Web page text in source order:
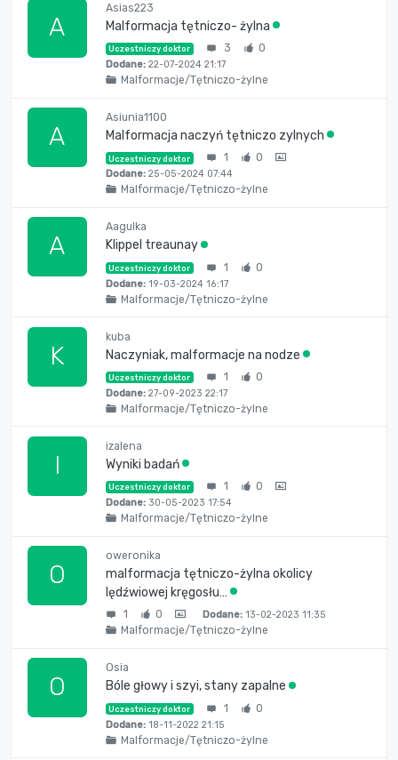
A
Asias223
Malformacja tętniczo- żylna
Uczestniczy doktor 3 0
Dodane:22-07-2024 21:17
Malformacje/Tętniczo-żylne
A
Asiunia1100
Malformacja naczyń tętniczo zylnych
Uczestniczy doktor 1 0
Dodane:25-05-2024 07:44
Malformacje/Tętniczo-żylne
A
Aagulka
Klippel treaunay
Uczestniczy doktor 1 0
Dodane:19-03-2024 16:17
Malformacje/Tętniczo-żylne
K
kuba
Naczyniak, malformacje na nodze
Uczestniczy doktor 1 0
Dodane:27-09-2023 22:17
Malformacje/Tętniczo-żylne
I
izalena
Wyniki badań
Uczestniczy doktor 1 0
Dodane:30-05-2023 17:54
Malformacje/Tętniczo-żylne
O
oweronika
malformacja tętniczo-żylna okolicy
lędźwiowej kręgosłu…
1 0 Dodane:13-02-2023 11:35
Malformacje/Tętniczo-żylne
O
Osia
Bóle głowy i szyi, stany zapalne
Uczestniczy doktor 1 0
Dodane:18-11-2022 21:15
Malformacje/Tętniczo-żylne